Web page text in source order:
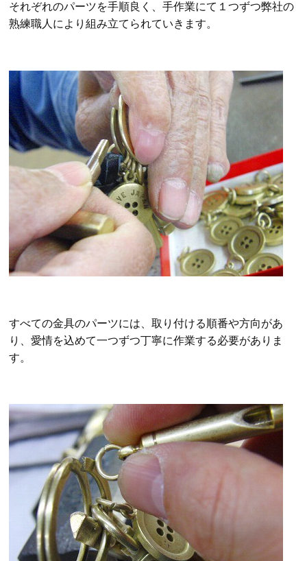
それぞれのパーツを手順良く、手作業にて１つずつ弊社の
熟練職人により組み立てられていきます。
すべての金具のパーツには、取り付ける順番や方向があ
り、愛情を込めて一つずつ丁寧に作業する必要がありま
す。